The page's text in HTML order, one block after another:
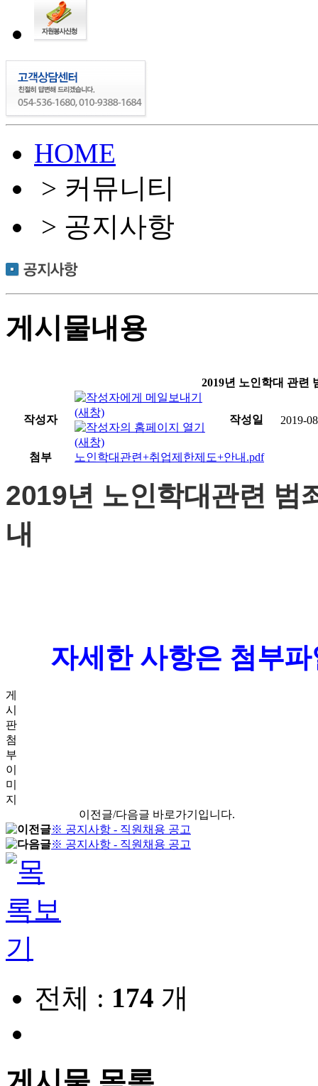
HOME
> 커뮤니티
> 공지사항
게시물내용
2019년 노인학대 관련
작성자 작성일 2019-
첨부 노인학대관련+취업제한제도+안내.pdf
2019년 노인학대관련 범
내
자세한 사항은 첨부파
게
시
판
첨
부
이
미
지
이전글/다음글 바로가기입니다.
※ 공지사항 - 직원채용 공고
※ 공지사항 - 직원채용 공고
전체 : 174 개